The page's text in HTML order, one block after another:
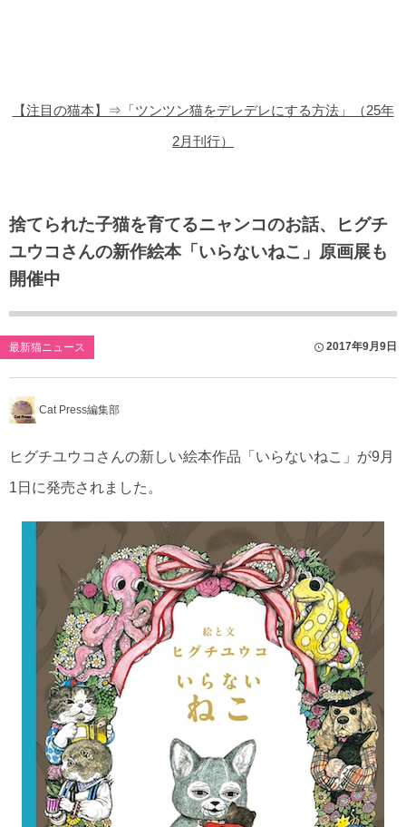
【注目の猫本】⇒「ツンツン猫をデレデレにする方法」（25年
2月刊行）
捨てられた子猫を育てるニャンコのお話、ヒグチ
ユウコさんの新作絵本「いらないねこ」原画展も
開催中
最新猫ニュース 2017年9月9日
Cat Press編集部
ヒグチユウコさんの新しい絵本作品「いらないねこ」が9月
1日に発売されました。
猫のゲーム・アプリ
猫のフリー写真素材